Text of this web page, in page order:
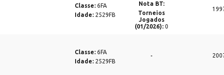
Classe: 6FA
Idade: 2529FB
Nota BT:
Torneios
Jogados
(01/2026): 0
Classe: 6FA
Idade: 2529FB
-